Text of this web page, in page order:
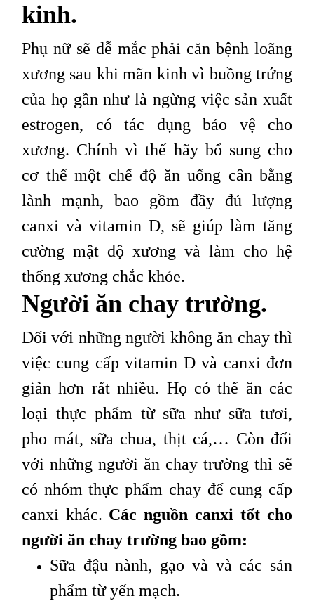
kinh.
Phụ nữ sẽ dễ mắc phải căn bệnh loãng
xương sau khi mãn kinh vì buồng trứng
của họ gần như là ngừng việc sản xuất
estrogen, có tác dụng bảo vệ cho
xương. Chính vì thế hãy bổ sung cho
cơ thể một chế độ ăn uống cân bằng
lành mạnh, bao gồm đầy đủ lượng
canxi và vitamin D, sẽ giúp làm tăng
cường mật độ xương và làm cho hệ
thống xương chắc khỏe.
Người ăn chay trường.
Đối với những người không ăn chay thì
việc cung cấp vitamin D và canxi đơn
giản hơn rất nhiều. Họ có thể ăn các
loại thực phẩm từ sữa như sữa tươi,
pho mát, sữa chua, thịt cá,… Còn đối
với những người ăn chay trường thì sẽ
có nhóm thực phẩm chay để cung cấp
canxi khác. Các nguồn canxi tốt cho
người ăn chay trường bao gồm:
Sữa đậu nành, gạo và và các sản
phẩm từ yến mạch.